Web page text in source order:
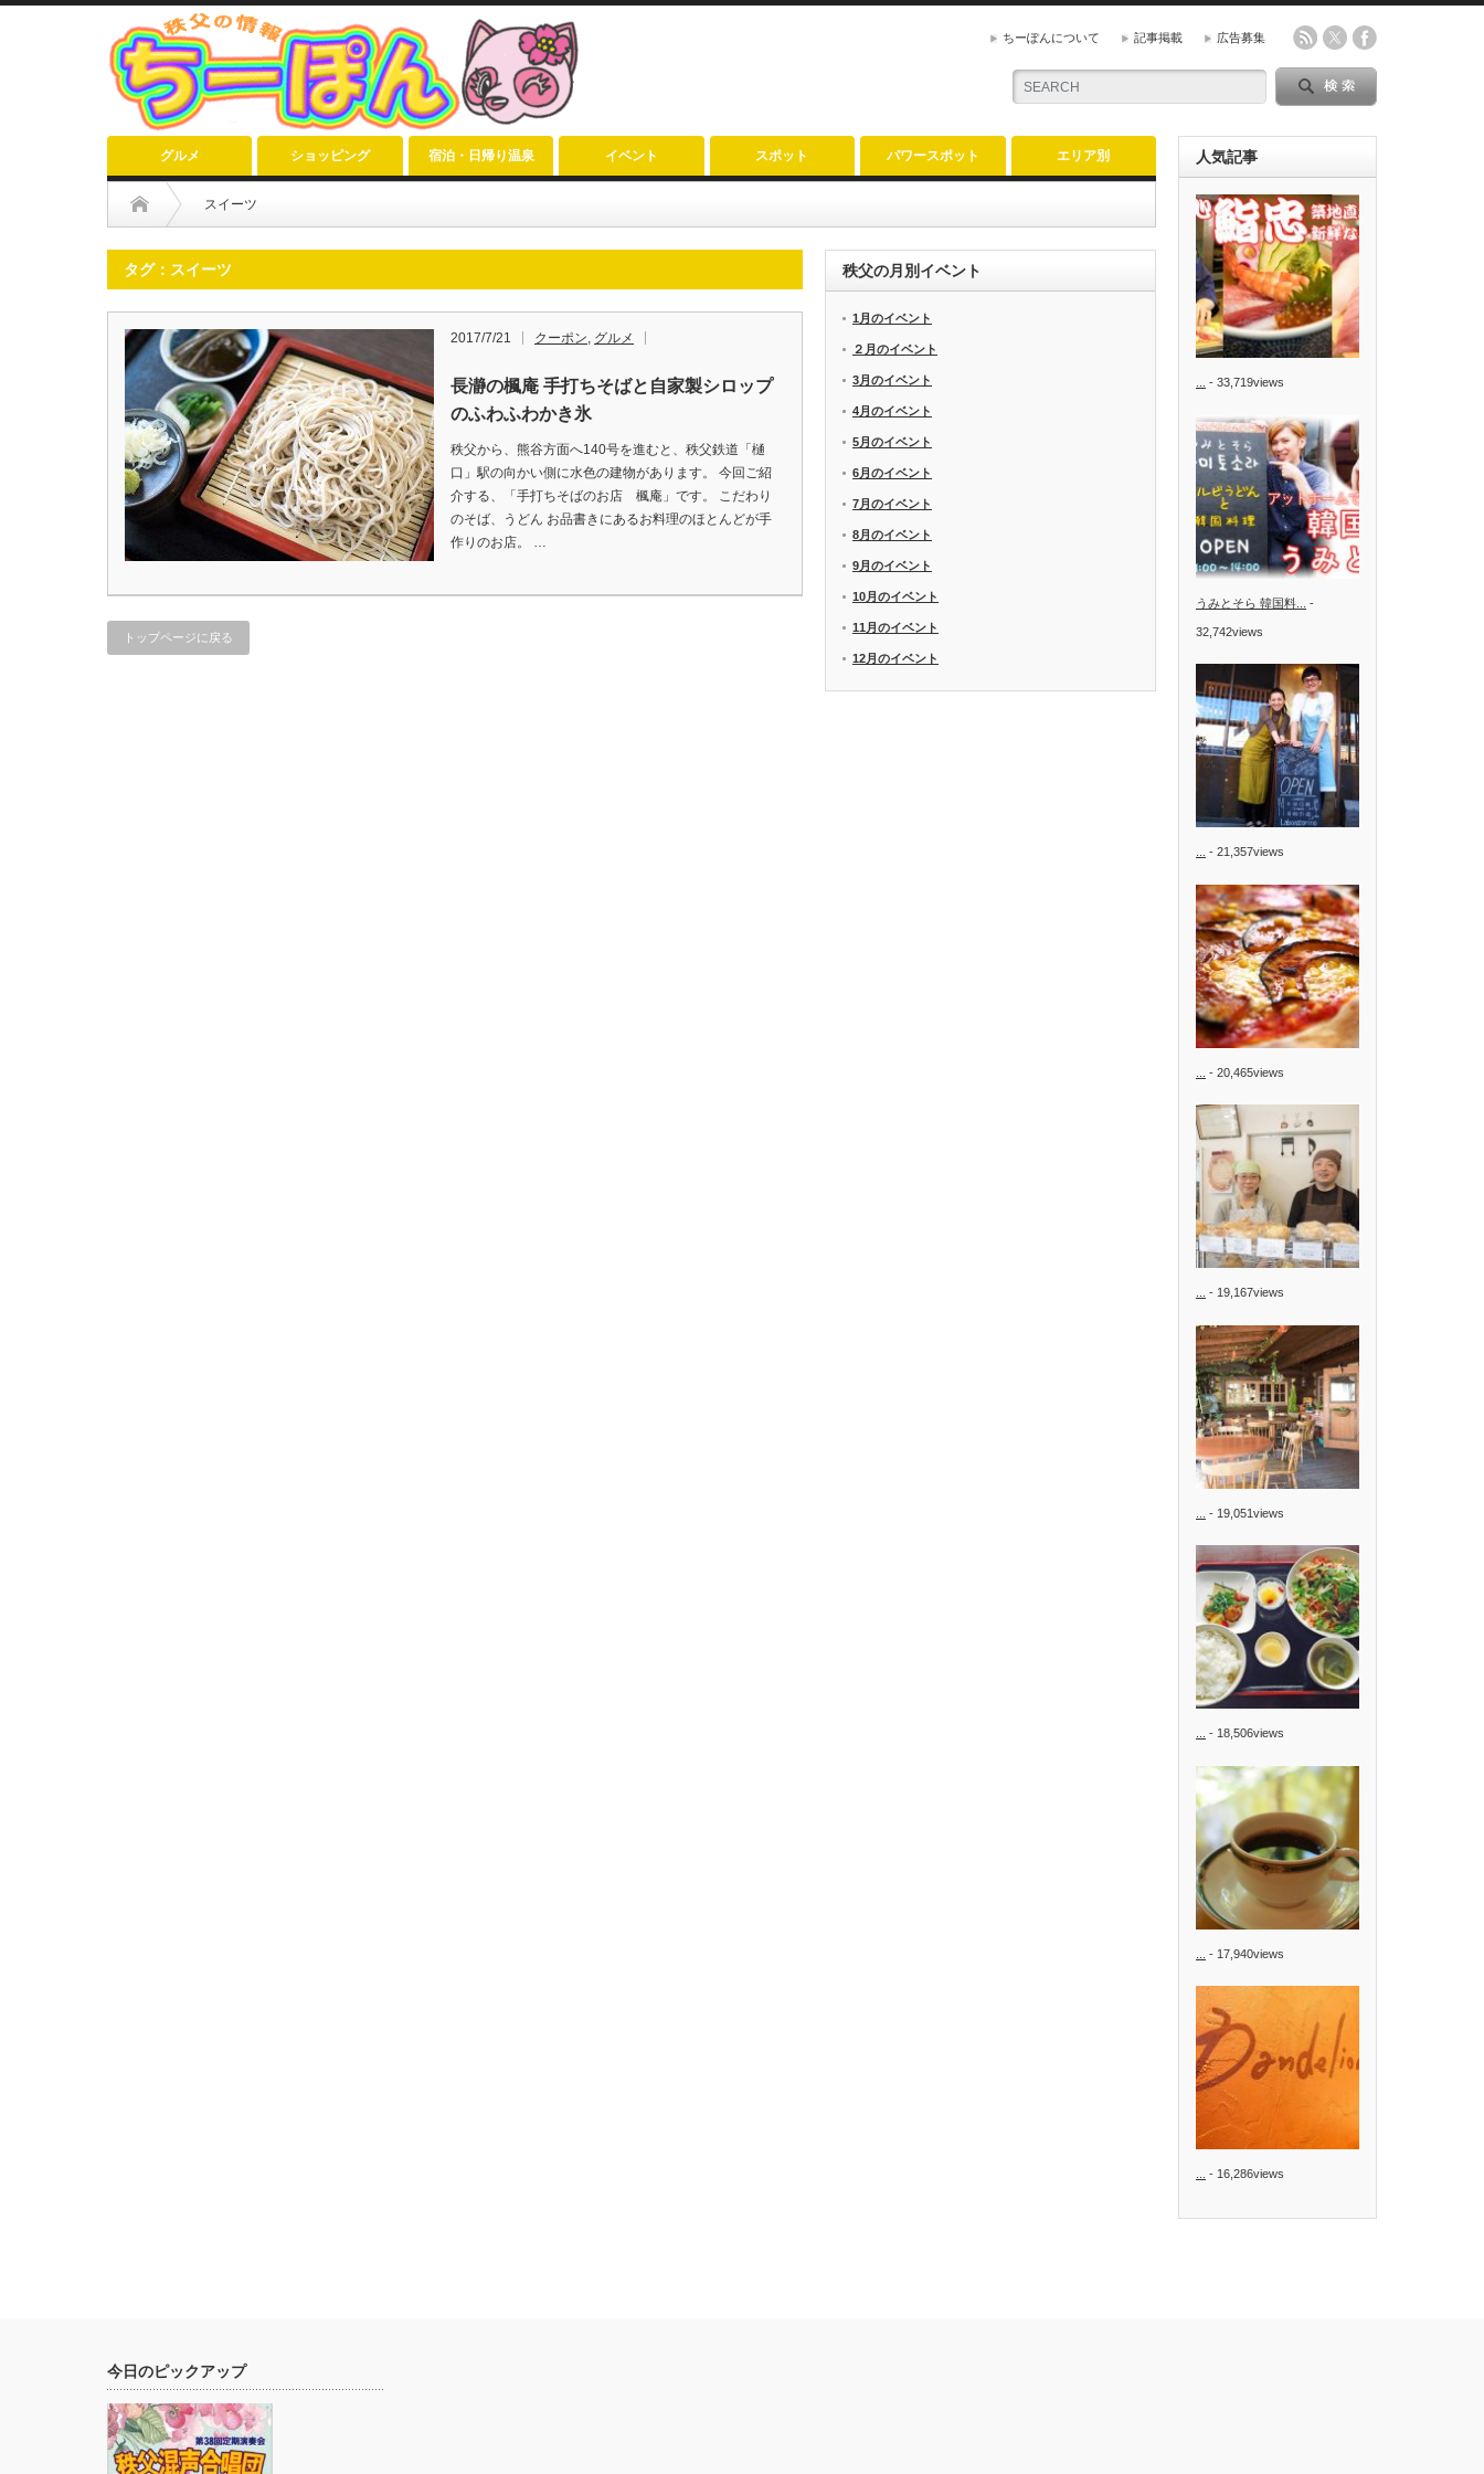
ちーぽんについて 記事掲載 広告募集
グルメ ショッピング 宿泊・日帰り温泉 イベント スポット パワースポット エリア別
スイーツ
タグ：スイーツ
2017/7/21 クーポン, グルメ
長瀞の楓庵 手打ちそばと自家製シロップ
のふわふわかき氷
秩父から、熊谷方面へ140号を進むと、秩父鉄道「樋
口」駅の向かい側に水色の建物があります。 今回ご紹
介する、「手打ちそばのお店 楓庵」です。 こだわり
のそば、うどん お品書きにあるお料理のほとんどが手
作りのお店。 …
トップページに戻る
秩父の月別イベント
1月のイベント
２月のイベント
3月のイベント
4月のイベント
5月のイベント
6月のイベント
7月のイベント
8月のイベント
9月のイベント
10月のイベント
11月のイベント
12月のイベント
人気記事
- 33,719views
うみとそら 韓国料... -
32,742views
- 21,357views
- 20,465views
- 19,167views
- 19,051views
- 18,506views
- 17,940views
- 16,286views
今日のピックアップ